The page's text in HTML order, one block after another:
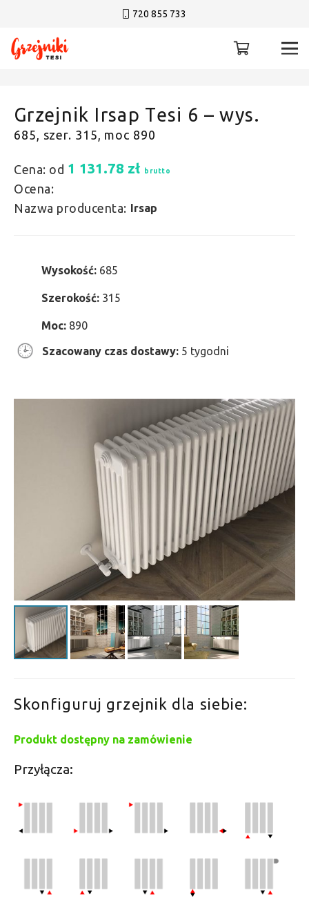
720 855 733
Grzejnik Irsap Tesi 6 – wys.
685, szer. 315, moc 890
Cena: od 1 131.78 zł brutto
Ocena:
Nazwa producenta: Irsap
Wysokość: 685
Szerokość: 315
Moc: 890
Szacowany czas dostawy: 5 tygodni
Skonfiguruj grzejnik dla siebie:
Produkt dostępny na zamówienie
Przyłącza: